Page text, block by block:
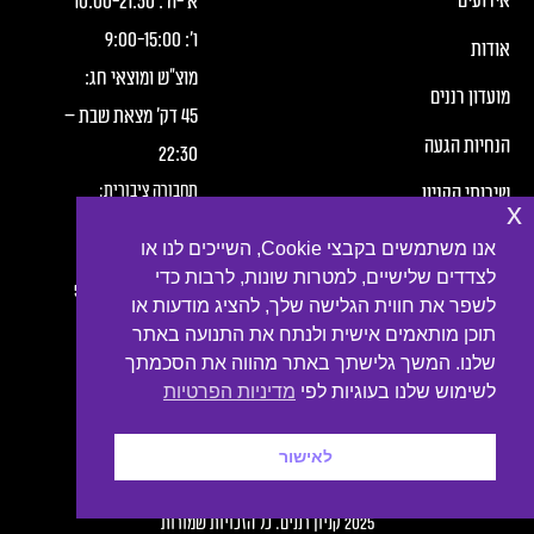
אודות
מועדון רננים
הנחיות הגעה
שירותי הקניון
תנאי שימוש
הצהרת פרטיות
נגישות
צור קשר
ו׳:
9:00-15:00
מוצ"ש ומוצאי חג:
45 דק' מצאת שבת –
22:30
תחבורה ציבורית:
קווים:
2025 קניון רננים. כל הזכויות שמורות
קטע תחתון עם קישורים לרשתות חברתיות
אנו משתמשים בקבצי Cookie, השייכים לנו או
לצדדים שלישיים, למטרות שונות, לרבות כדי
לשפר את חווית הגלישה שלך, להציג מודעות או
תוכן מותאמים אישית ולנתח את התנועה באתר
שלנו. המשך גלישתך באתר מהווה את הסכמתך
לשימוש שלנו בעוגיות לפי מדיניות הפרטיות
לאישור
x